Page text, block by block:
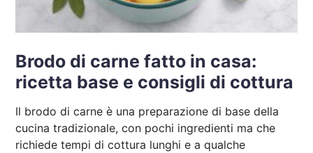
Brodo di carne fatto in casa:
ricetta base e consigli di cottura
Il brodo di carne è una preparazione di base della
cucina tradizionale, con pochi ingredienti ma che
richiede tempi di cottura lunghi e a qualche